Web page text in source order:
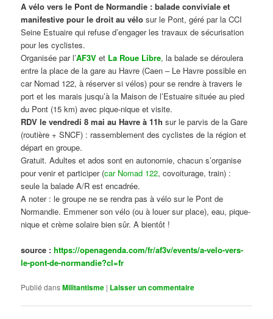
A vélo vers le Pont de Normandie : balade conviviale et
manifestive pour le droit au vélo sur le Pont, géré par la CCI
Seine Estuaire qui refuse d’engager les travaux de sécurisation
pour les cyclistes.
Organisée par l’AF3V et La Roue Libre, la balade se déroulera
entre la place de la gare au Havre (Caen – Le Havre possible en
car Nomad 122, à réserver si vélos) pour se rendre à travers le
port et les marais jusqu’à la Maison de l’Estuaire située au pied
du Pont (15 km) avec pique-nique et visite.
RDV le vendredi 8 mai au Havre à 11h sur le parvis de la Gare
(routière + SNCF) : rassemblement des cyclistes de la région et
départ en groupe.
Gratuit. Adultes et ados sont en autonomie, chacun s’organise
pour venir et participer (car Nomad 122, covoiturage, train) :
seule la balade A/R est encadrée.
A noter : le groupe ne se rendra pas à vélo sur le Pont de
Normandie. Emmener son vélo (ou à louer sur place), eau, pique-
nique et crème solaire bien sûr. A bientôt !
source :https://openagenda.com/fr/af3v/events/a-velo-vers-
le-pont-de-normandie?cl=fr
Publié dansMilitantisme | Laisser un commentaire